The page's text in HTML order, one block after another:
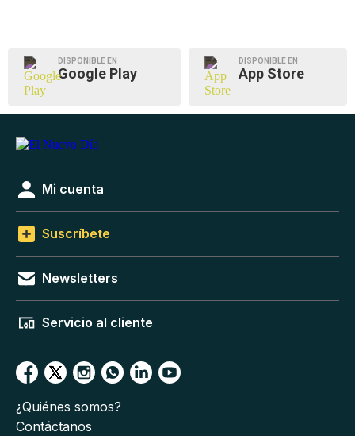
DISPONIBLE EN
Google Play
DISPONIBLE EN
App Store
Mi cuenta
Suscríbete
Newsletters
Servicio al cliente
¿Quiénes somos?
Contáctanos